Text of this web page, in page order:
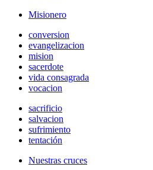
Misionero
conversion
evangelizacion
mision
sacerdote
vida consagrada
vocacion
sacrificio
salvacion
sufrimiento
tentación
Nuestras cruces